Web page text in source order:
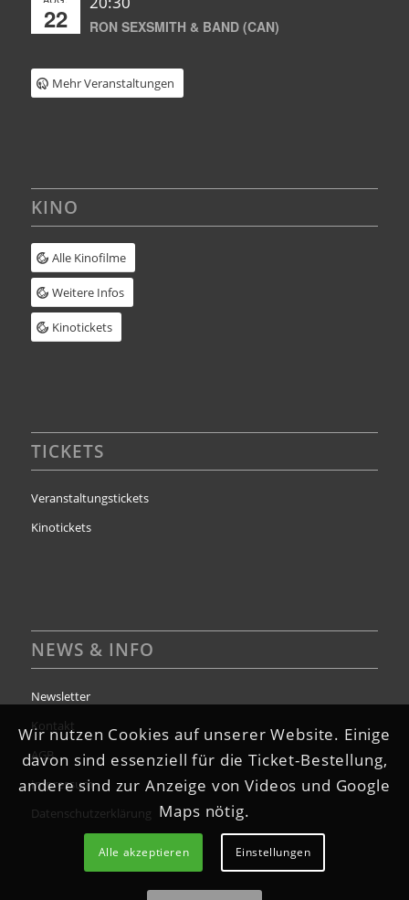
22 RON SEXSMITH & BAND (CAN)
Mehr Veranstaltungen
KINO
Alle Kinofilme
Weitere Infos
Kinotickets
TICKETS
Veranstaltungstickets
Kinotickets
NEWS & INFO
Newsletter
Kontakt
AGB
Impressum
Datenschutzerklärung
Wir nutzen Cookies auf unserer Website. Einige
davon sind essenziell für die Ticket-Bestellung,
andere sind zur Anzeige von Videos und Google
Maps nötig.
Alle akzeptieren Einstellungen